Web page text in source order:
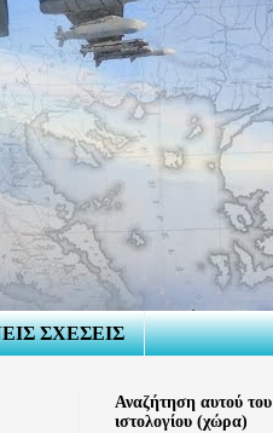
ΣΧΕΣΕΙΣ
Αναζήτηση αυτού του
ιστολογίου (χώρα)